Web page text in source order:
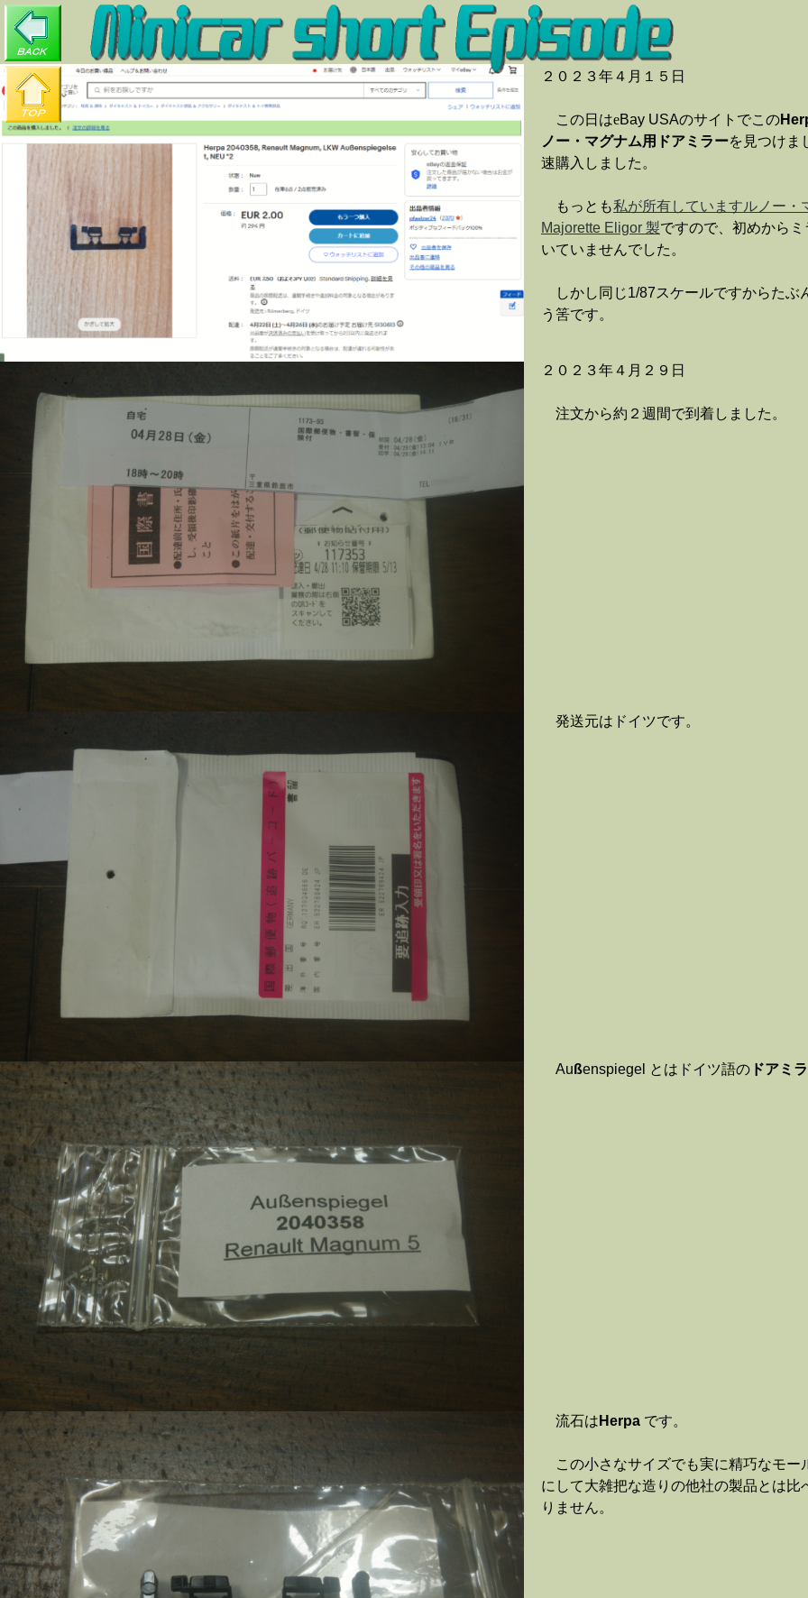
流石は Herpa です。
この小さなサイズでも実に精巧なモー
にして大雑把な造りの他社の製品とは比
りません。
２０２３年４月２９日
注文から約２週間で到着しました。
発送元はドイツです。
２０２３年４月１５日
この日はeBay USAのサイトでこの
ノー・マグナム用ドアミラーを見つけま
速購入しました。
もっとも私が所有していますルノー・
Majorette Eligor 製ですので、初めから
いていませんでした。
しかし同じ1/87スケールですからたぶ
う筈です。
Außenspiegel とはドイツ語の ドアミ